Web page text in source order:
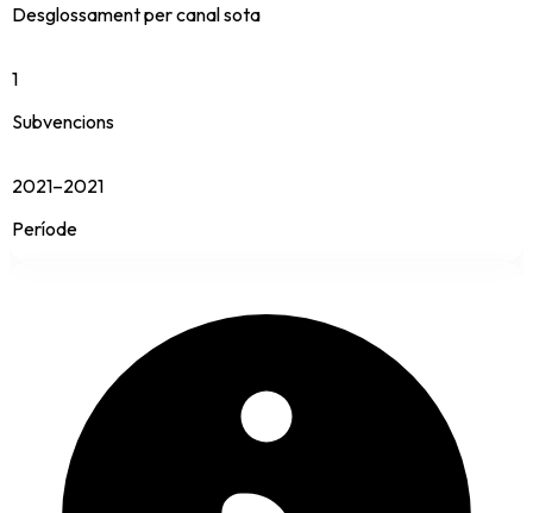
Desglossament per canal sota
1
Subvencions
2021–2021
Període